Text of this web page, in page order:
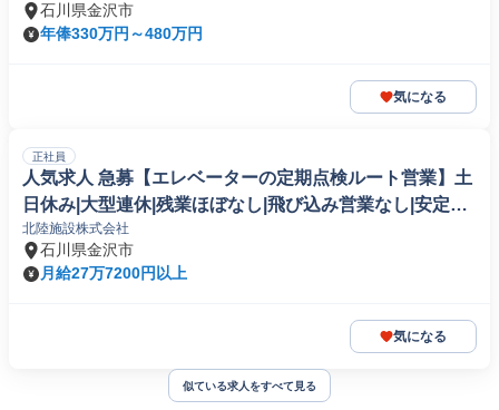
石川県金沢市
年俸330万円～480万円
気になる
正社員
人気求人 急募【エレベーターの定期点検ルート営業】土
日休み|大型連休|残業ほぼなし|飛び込み営業なし|安定企
業 | R-009164
北陸施設株式会社
石川県金沢市
月給27万7200円以上
気になる
似ている求人をすべて見る